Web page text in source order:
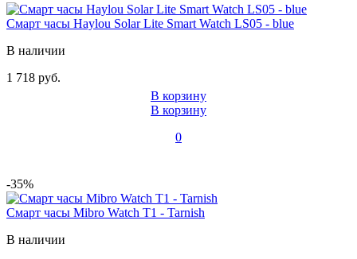
Смарт часы Haylou Solar Lite Smart Watch LS05 - blue
В наличии
1 718 руб.
В корзину
В корзину
0
-35%
Смарт часы Mibro Watch T1 - Tarnish
В наличии